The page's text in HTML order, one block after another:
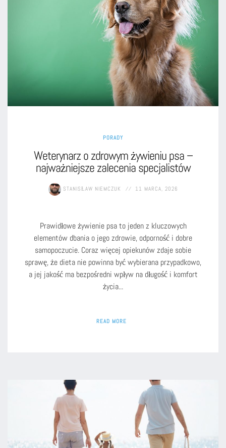
PORADY
Weterynarz o zdrowym żywieniu psa –
najważniejsze zalecenia specjalistów
STANISŁAW NIEMCZUK 11 MARCA, 2026
Prawidłowe żywienie psa to jeden z kluczowych
elementów dbania o jego zdrowie, odporność i dobre
samopoczucie. Coraz więcej opiekunów zdaje sobie
sprawę, że dieta nie powinna być wybierana przypadkowo,
a jej jakość ma bezpośredni wpływ na długość i komfort
życia...
READ MORE